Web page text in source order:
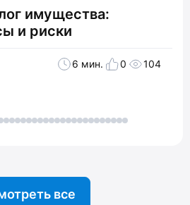
имущества:
и риски
6 мин. 0 104
все